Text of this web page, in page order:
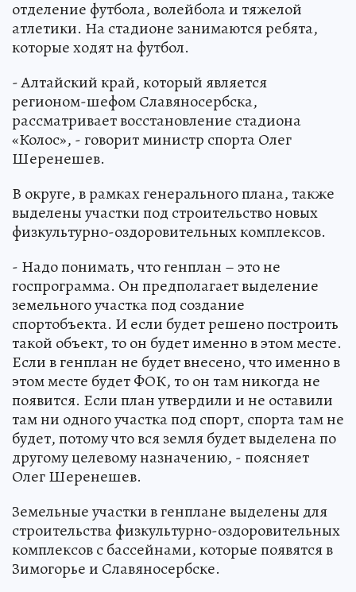
отделение футбола, волейбола и тяжелой
атлетики. На стадионе занимаются ребята,
которые ходят на футбол.
- Алтайский край, который является
регионом-шефом Славяносербска,
рассматривает восстановление стадиона
«Колос», - говорит министр спорта Олег
Шеренешев.
В округе, в рамках генерального плана, также
выделены участки под строительство новых
физкультурно-оздоровительных комплексов.
- Надо понимать, что генплан – это не
госпрограмма. Он предполагает выделение
земельного участка под создание
спортобъекта. И если будет решено построить
такой объект, то он будет именно в этом месте.
Если в генплан не будет внесено, что именно в
этом месте будет ФОК, то он там никогда не
появится. Если план утвердили и не оставили
там ни одного участка под спорт, спорта там не
будет, потому что вся земля будет выделена по
другому целевому назначению, - поясняет
Олег Шеренешев.
Земельные участки в генплане выделены для
строительства физкультурно-оздоровительных
комплексов с бассейнами, которые появятся в
Зимогорье и Славяносербске.